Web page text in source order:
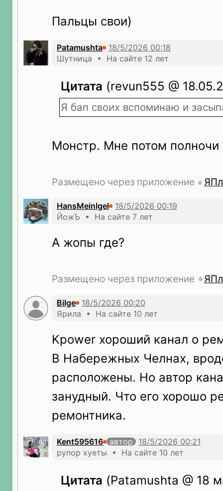
Пальцы свои)
Patamushta
Шутница • На сайте 12 лет
Цитата (revun555 @
Я бап своих вспоминаю и
Монстр. Мне потом полночи
Размещено через приложение
HansMeinIgel
ЙожЪ • На сайте 7 лет
А жопы где?
Размещено через приложение
Bilge
Ярила • На сайте 10 лет
Kpower хороший канал о
В Набережных Челнах,
расположены. Но автор
занудный. Что его хорошо
ремонтника.
Kent595616
автор
рупор хуеты • На сайте 10 лет
Цитата (Patamushta @ 18